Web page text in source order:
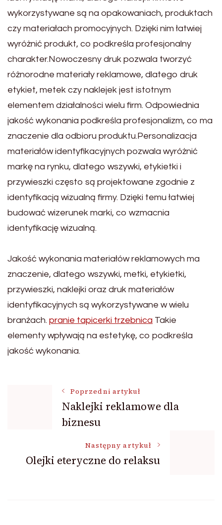
wykorzystywane są na opakowaniach, produktach
czy materiałach promocyjnych. Dzięki nim łatwiej
wyróżnić produkt, co podkreśla profesjonalny
charakter.Nowoczesny druk pozwala tworzyć
różnorodne materiały reklamowe, dlatego druk
etykiet, metek czy naklejek jest istotnym
elementem działalności wielu firm. Odpowiednia
jakość wykonania podkreśla profesjonalizm, co ma
znaczenie dla odbioru produktu.Personalizacja
materiałów identyfikacyjnych pozwala wyróżnić
markę na rynku, dlatego wszywki, etykietki i
przywieszki często są projektowane zgodnie z
identyfikacją wizualną firmy. Dzięki temu łatwiej
budować wizerunek marki, co wzmacnia
identyfikację wizualną.
Jakość wykonania materiałów reklamowych ma
znaczenie, dlatego wszywki, metki, etykietki,
przywieszki, naklejki oraz druk materiałów
identyfikacyjnych są wykorzystywane w wielu
branżach. pranie tapicerki trzebnica Takie
elementy wpływają na estetykę, co podkreśla
jakość wykonania.
Nawigacja
wpisu
Poprzedni artykuł
Naklejki reklamowe dla
biznesu
Następny artykuł
Olejki eteryczne do relaksu